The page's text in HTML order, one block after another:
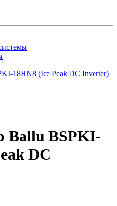
18HN8 (Ice Peak DC Inverter)
Ballu BSPKI-
DC